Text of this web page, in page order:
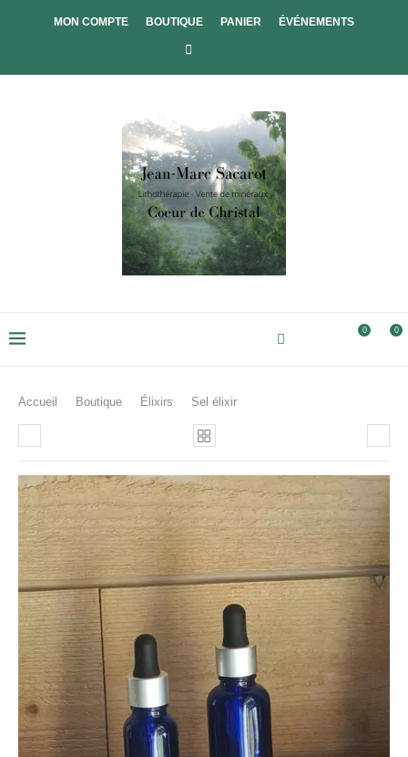
MON COMPTE BOUTIQUE PANIER ÉVÉNEMENTS
0 0
Accueil Boutique Élixirs Sel élixir